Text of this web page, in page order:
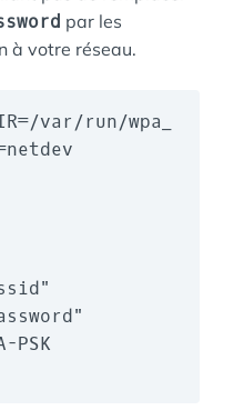
par les
à votre réseau.
var/run/wpa_
PSK